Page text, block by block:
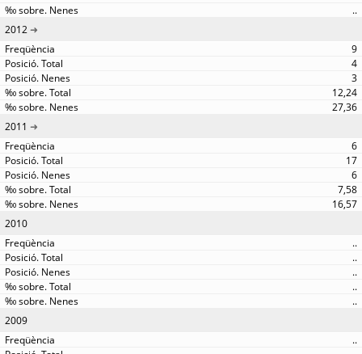
..
2012
9
4
3
12,24
27,36
2011
6
17
6
7,58
16,57
2010
..
..
..
..
..
2009
..